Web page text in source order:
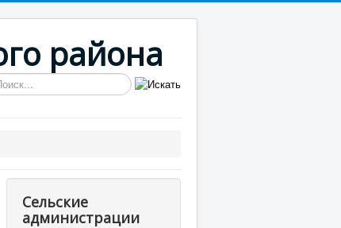
района
Сельские
администрации